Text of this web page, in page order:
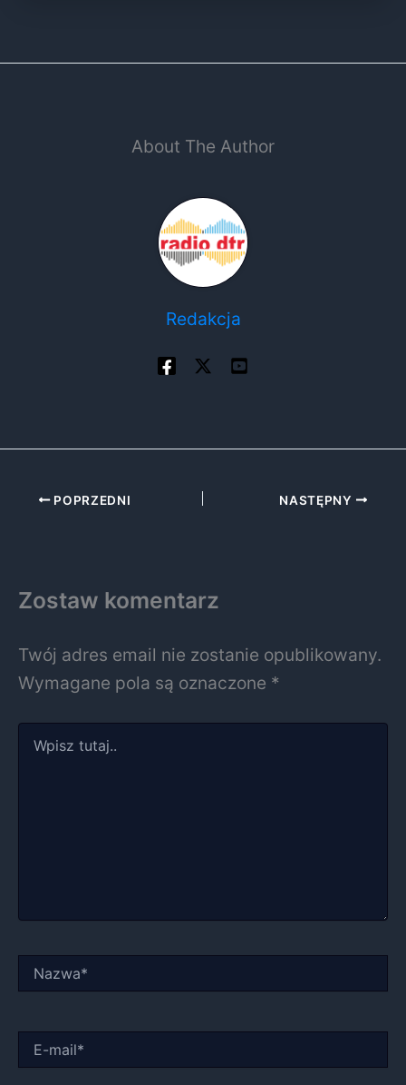
About The Author
Redakcja
POPRZEDNI NASTĘPNY
Zostaw komentarz
Twój adres email nie zostanie opublikowany.
Wymagane pola są oznaczone *
tutaj..
mail*